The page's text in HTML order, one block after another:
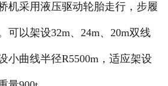
机采用液压驱动轮胎走行，步履
可以架设32m、24m、20m双线
小曲线半径R5500m，适应架设